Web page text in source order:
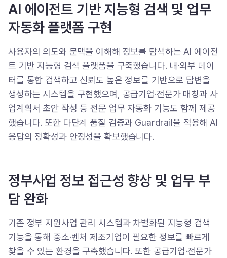
AI 에이전트 기반 지능형 검색 및 업무
자동화 플랫폼 구현
사용자의 의도와 문맥을 이해해 정보를 탐색하는 AI 에이전
트 기반 지능형 검색 플랫폼을 구축했습니다. 내·외부 데이
터를 통합 검색하고 신뢰도 높은 정보를 기반으로 답변을
생성하는 시스템을 구현했으며, 공급기업·전문가 매칭과 사
업계획서 초안 작성 등 전문 업무 자동화 기능도 함께 제공
했습니다. 또한 다단계 품질 검증과 Guardrail을 적용해 AI
응답의 정확성과 안정성을 확보했습니다.
정부사업 정보 접근성 향상 및 업무 부
담 완화
기존 정부 지원사업 관리 시스템과 차별화된 지능형 검색
기능을 통해 중소·벤처 제조기업이 필요한 정보를 빠르게
찾을 수 있는 환경을 구축했습니다. 또한 공급기업·전문가